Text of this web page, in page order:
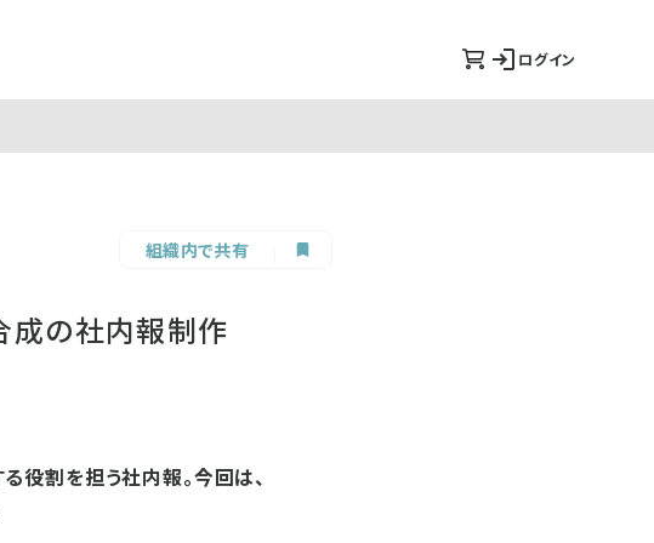
ログイン
組織内で共有
成の社内報制作
役割を担う社内報。今回は、